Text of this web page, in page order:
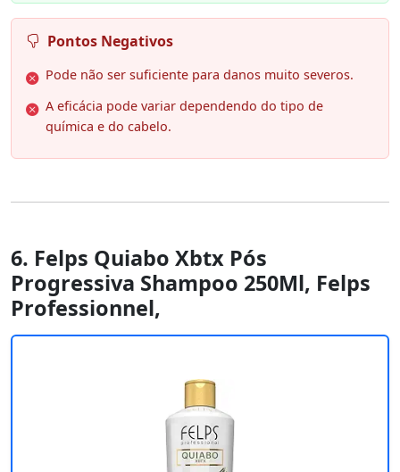
Pontos Negativos
Pode não ser suficiente para danos muito severos.
A eficácia pode variar dependendo do tipo de
química e do cabelo.
6. Felps Quiabo Xbtx Pós
Progressiva Shampoo 250Ml, Felps
Professionnel,